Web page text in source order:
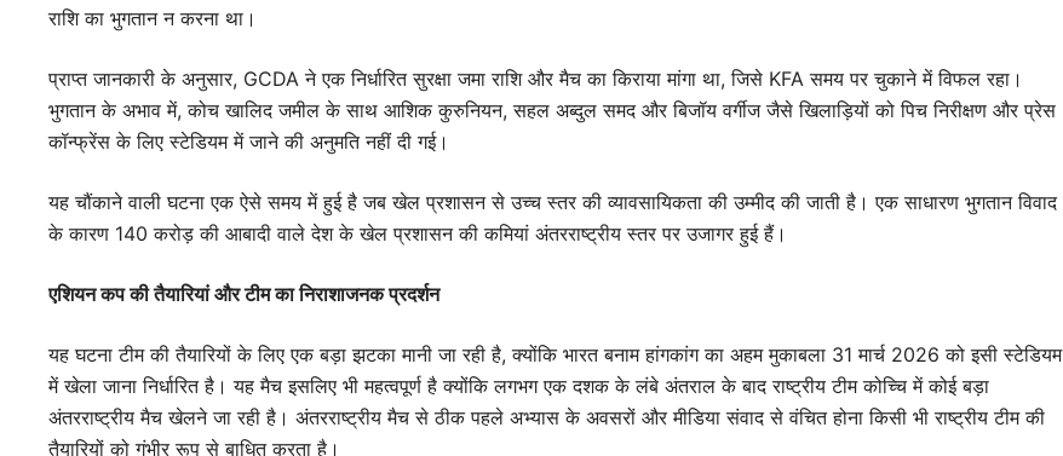
राशि का भुगतान न करना था।
प्राप्त जानकारी के अनुसार, GCDA ने एक निर्धारित सुरक्षा जमा राशि और मैच का किराया मांगा था, जिसे KFA समय पर चुकाने में विफल रहा।
भुगतान के अभाव में, कोच खालिद जमील के साथ आशिक कुरुनियन, सहल अब्दुल समद और बिजॉय वर्गीज जैसे खिलाड़ियों को पिच निरीक्षण और प्रेस
कॉन्फ्रेंस के लिए स्टेडियम में जाने की अनुमति नहीं दी गई।
यह चौंकाने वाली घटना एक ऐसे समय में हुई है जब खेल प्रशासन से उच्च स्तर की व्यावसायिकता की उम्मीद की जाती है। एक साधारण भुगतान विवाद
के कारण 140 करोड़ की आबादी वाले देश के खेल प्रशासन की कमियां अंतरराष्ट्रीय स्तर पर उजागर हुई हैं।
एशियन कप की तैयारियां और टीम का निराशाजनक प्रदर्शन
यह घटना टीम की तैयारियों के लिए एक बड़ा झटका मानी जा रही है, क्योंकि भारत बनाम हांगकांग का अहम मुकाबला 31 मार्च 2026 को इसी स्टेडियम
में खेला जाना निर्धारित है। यह मैच इसलिए भी महत्वपूर्ण है क्योंकि लगभग एक दशक के लंबे अंतराल के बाद राष्ट्रीय टीम कोच्चि में कोई बड़ा
अंतरराष्ट्रीय मैच खेलने जा रही है। अंतरराष्ट्रीय मैच से ठीक पहले अभ्यास के अवसरों और मीडिया संवाद से वंचित होना किसी भी राष्ट्रीय टीम की
तैयारियों को गंभीर रूप से बाधित करता है।